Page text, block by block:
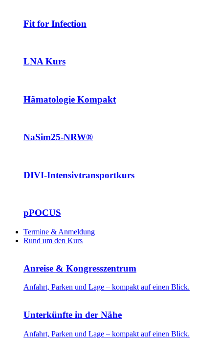
Fit for Infection
LNA Kurs
Hämatologie Kompakt
NaSim25-NRW®
DIVI-Intensivtransportkurs
pPOCUS
Termine & Anmeldung
Rund um den Kurs
Anreise & Kongresszentrum
Anfahrt, Parken und Lage – kompakt auf einen Blick.
Unterkünfte in der Nähe
Anfahrt, Parken und Lage – kompakt auf einen Blick.